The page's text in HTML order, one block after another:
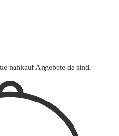
nahkauf Angebote da sind.